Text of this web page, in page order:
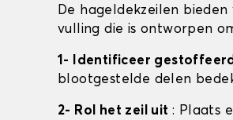
De hageldekzeilen
vulling die is ontworpen
1- Identificeer
blootgestelde delen
2- Rol het zeil uit : Plaats